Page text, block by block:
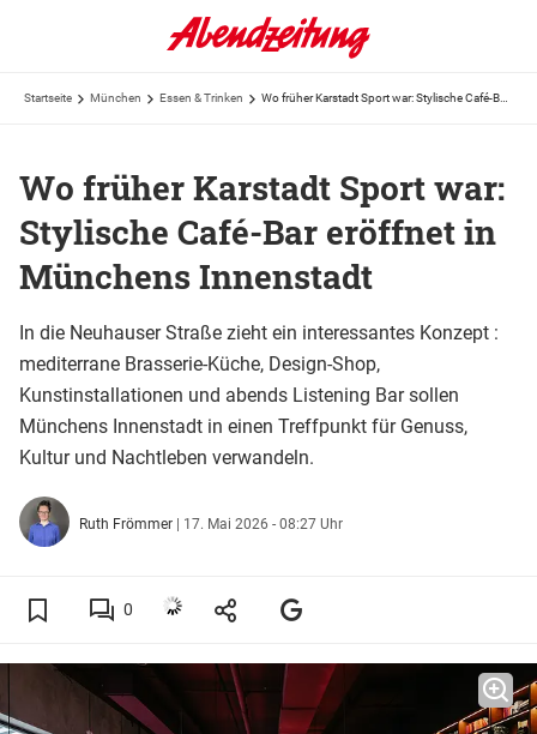
Startseite München Essen & Trinken
Wo früher Karstadt Sport war:
Stylische Café-Bar eröffnet in
Münchens Innenstadt
In die Neuhauser Straße zieht ein interessantes Konzept :
mediterrane Brasserie-Küche, Design-Shop,
Kunstinstallationen und abends Listening Bar sollen
Münchens Innenstadt in einen Treffpunkt für Genuss,
Kultur und Nachtleben verwandeln.
Ruth Frömmer | 17. Mai 2026 - 08:27 Uhr
0